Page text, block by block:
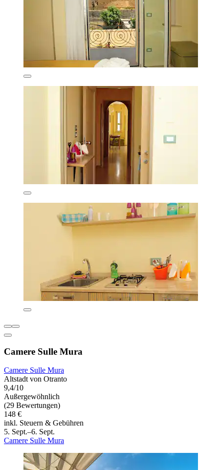
Camere Sulle Mura
Camere Sulle Mura
Altstadt von Otranto
9,4/10
Außergewöhnlich
(29 Bewertungen)
148 €
inkl. Steuern & Gebühren
5. Sept.–6. Sept.
Camere Sulle Mura